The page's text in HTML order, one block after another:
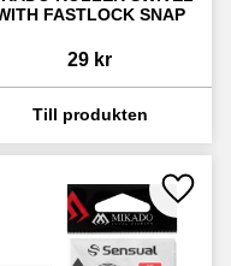
FASTLOCK SNAP
29 kr
Lägg